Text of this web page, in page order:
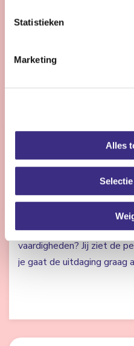
Statistieken
Marketing
Alles
locaties. Samen kijken wij
Pedagogisch
Wil jij jongeren een
waar ze kunnen groeien in
vaardigheden? Jij ziet de
je gaat de uitdaging graag